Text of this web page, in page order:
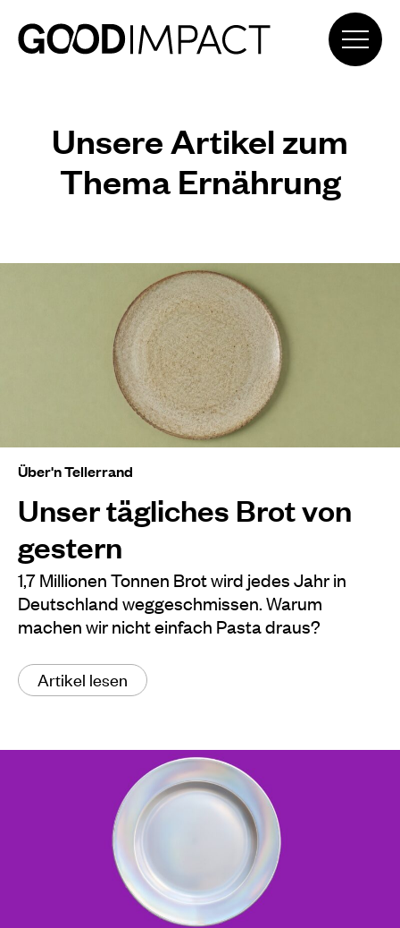
Unsere Artikel zum
Thema Ernährung
Über'n Tellerrand
Unser tägliches Brot von
gestern
1,7 Millionen Tonnen Brot wird jedes Jahr in
Deutschland weggeschmissen. Warum
machen wir nicht einfach Pasta draus?
Artikel lesen